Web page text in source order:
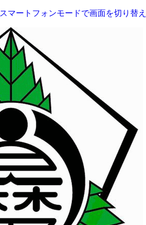
スマートフォンモードで画面を切り替え